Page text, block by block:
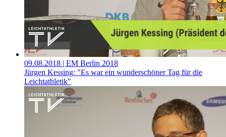
09.08.2018 | EM Berlin 2018
Jürgen Kessing: "Es war ein wunderschöner Tag für die
Leichtathletik"